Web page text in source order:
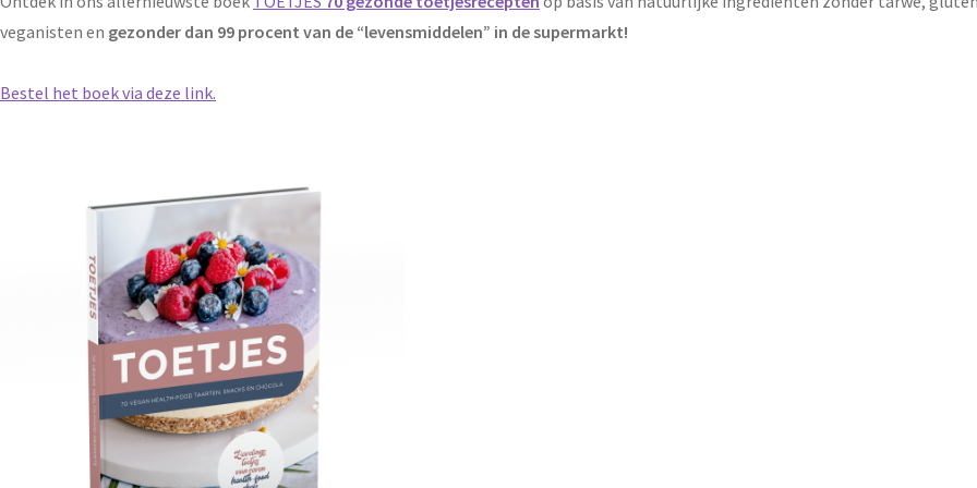
veganisten en gezonder dan 99 procent van de “levensmiddelen” in de supermarkt!
Bestel het boek via deze link.